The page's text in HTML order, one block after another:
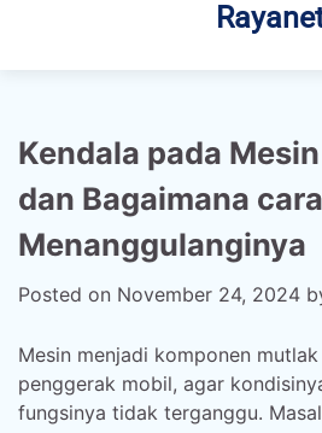
content
Kendala pada
dan Bagaimana cara
Menanggulanginya
Posted on November 24, 2024
Mesin menjadi komponen
penggerak mobil, agar
fungsinya tidak terganggu.